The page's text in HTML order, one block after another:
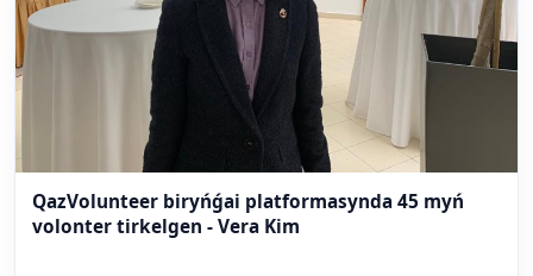
QazVolunteer biryńǵai platformasynda 45 myń
volonter tirkelgen - Vera Kim